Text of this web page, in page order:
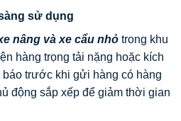
sử dụng
nâng và xe cẩu nhỏ trong khu
hàng trọng tải nặng hoặc kích
trước khi gửi hàng có hàng
động sắp xếp để giảm thời gian